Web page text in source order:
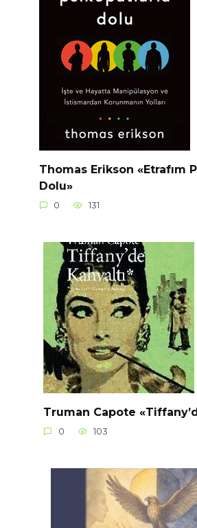
Thomas Erikson «Etrafım
Dolu»
0 131
Truman Capote
0 103